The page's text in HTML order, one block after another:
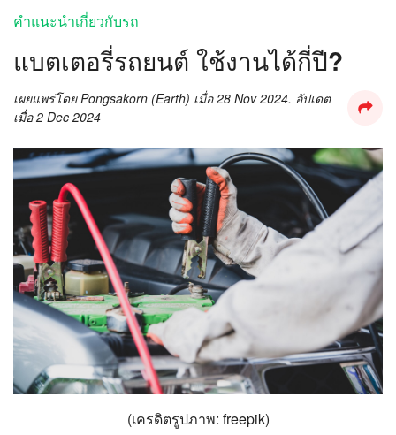
คำแนะนำเกี่ยวกับรถ
แบตเตอรี่รถยนต์ ใช้งานได้กี่ปี?
เผยแพร่โดยPongsakorn (Earth) เมื่อ28 Nov 2024. อัปเดต
เมื่อ2 Dec 2024
(เครดิตรูปภาพ: freepik)